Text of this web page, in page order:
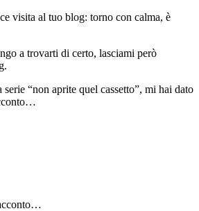
visita al tuo blog: torno con calma, è
a trovarti di certo, lasciami però
“non aprite quel cassetto”, mi hai dato